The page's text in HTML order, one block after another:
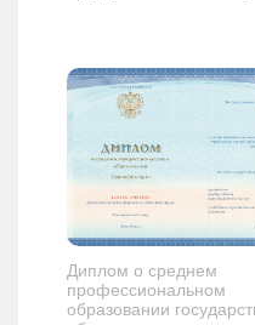
Диплом о среднем
профессиональном
образовании